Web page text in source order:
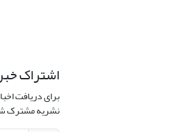
اشتراک
برای دریافت
نشریه مشترک